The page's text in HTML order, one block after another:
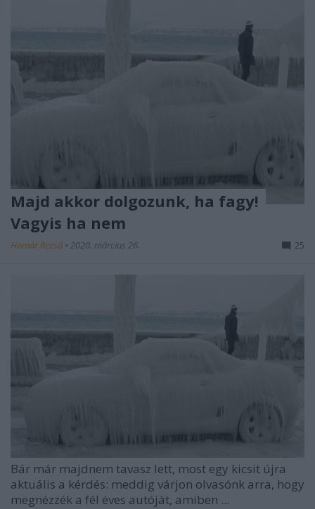
Majd akkor dolgozunk, ha fagy!
Vagyis ha nem
Homár Rezső • 2020. március 26. 25
Bár már majdnem tavasz lett, most egy kicsit újra
aktuális a kérdés: meddig várjon olvasónk arra, hogy
megnézzék a fél éves autóját, amiben ...